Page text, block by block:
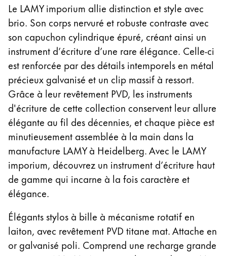
Global
La région « Global » couvre les pays où Lamy
Europe
Cette région répertorie les pays et les langues
Greece
Ελληνικά
Poland
polski
Romania
română
Sweden
svenska
Türkiye
Türkçe
Amérique centrale & Caraïbes
Cette région répertorie les pays et les langues
Le LAMY imporium allie distinction et style avec
brio. Son corps nervuré et robuste contraste avec
son capuchon cylindrique épuré, créant ainsi un
instrument d’écriture d’une rare élégance. Celle-ci
est renforcée par des détails intemporels en métal
précieux galvanisé et un clip massif à ressort.
Grâce à leur revêtement PVD, les instruments
d'écriture de cette collection conservent leur allure
élégante au fil des décennies, et chaque pièce est
minutieusement assemblée à la main dans la
manufacture LAMY à Heidelberg. Avec le LAMY
imporium, découvrez un instrument d’écriture haut
de gamme qui incarne à la fois caractère et
élégance.
Élégants stylos à bille à mécanisme rotatif en
laiton, avec revêtement PVD titane mat. Attache en
or galvanisé poli. Comprend une recharge grande